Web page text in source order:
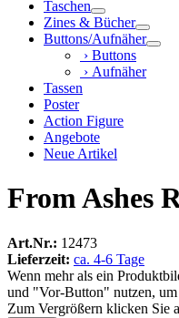
Taschen
Zines & Bücher
Buttons/Aufnäher
› Buttons
› Aufnäher
Tassen
Poster
Action Figure
Angebote
Neue Artikel
From Ashes
Art.Nr.: 12473
Lieferzeit: ca. 4-6 Tage
Wenn mehr als ein
und "Vor-Button" nutzen,
Zum Vergrößern klicken Sie